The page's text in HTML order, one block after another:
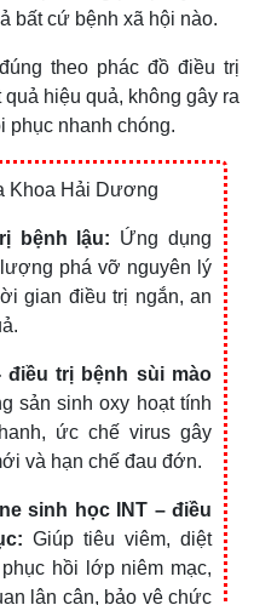
bất cứ bệnh xã hội nào.
theo phác đồ điều trị
hiệu quả, không gây ra
phục nhanh chóng.
Khoa Hải Dương
bệnh lậu: Ứng dụng
phá vỡ nguyên lý
gian điều trị ngắn, an
điều trị bệnh sùi mào
sản sinh oxy hoạt tính
ức chế virus gây
và hạn chế đau đớn.
sinh học INT – điều
Giúp tiêu viêm, diệt
hồi lớp niêm mạc,
lân cận, bảo vệ chức